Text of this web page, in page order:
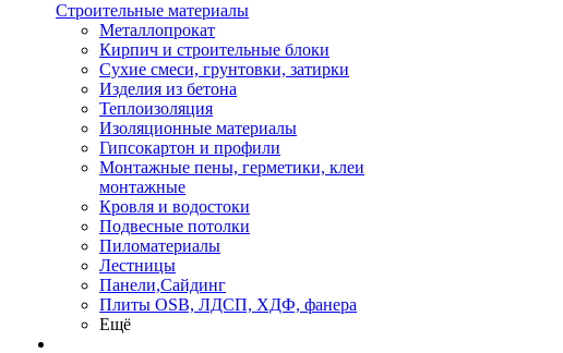
Строительные материалы
Металлопрокат
Кирпич и строительные блоки
Сухие смеси, грунтовки, затирки
Изделия из бетона
Теплоизоляция
Изоляционные материалы
Гипсокартон и профили
Монтажные пены, герметики, клеи
монтажные
Кровля и водостоки
Подвесные потолки
Пиломатериалы
Лестницы
Панели,Сайдинг
Плиты OSB, ЛДСП, ХДФ, фанера
Ещё